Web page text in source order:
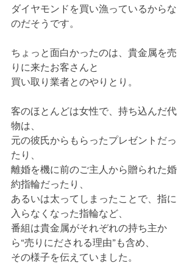
ダイヤモンドを買い漁っているからな
のだそうです。
ちょっと面白かったのは、貴金属を売
りに来たお客さんと
買い取り業者とのやりとり。
客のほとんどは女性で、持ち込んだ代
物は、
元の彼氏からもらったプレゼントだっ
たり、
離婚を機に前のご主人から贈られた婚
約指輪だったり、
あるいは太ってしまったことで、指に
入らなくなった指輪など、
番組は貴金属がそれぞれの持ち主か
ら“売りにだされる理由”も含め、
その様子を伝えていました。